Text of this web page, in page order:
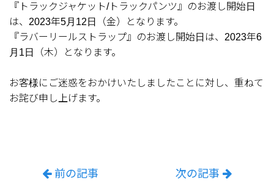
『トラックジャケット/トラックパンツ』のお渡し開始日
は、2023年5月12日（金）となります。
『ラバーリールストラップ』のお渡し開始日は、2023年6
月1日（木）となります。
お客様にご迷惑をおかけいたしましたことに対し、重ねて
お詫び申し上げます。
前の記事 次の記事